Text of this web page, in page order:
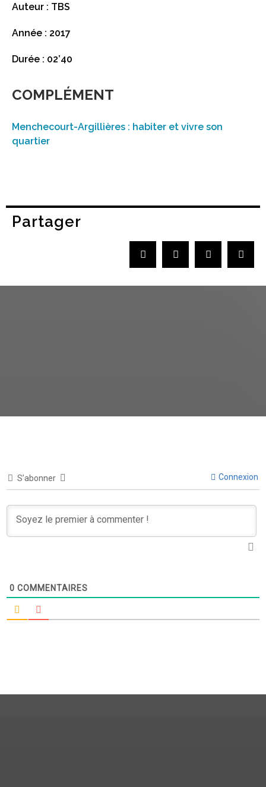
Auteur : TBS
Année : 2017
Durée : 02’40
COMPLÉMENT
Menchecourt-Argillières : habiter et vivre son
quartier
Partager
S’abonner Connexion
0 COMMENTAIRES